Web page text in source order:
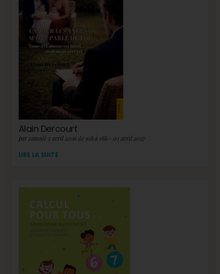
Alain Dercourt
par samedi 3 avril 2026 de 10h à 18h - 03 avril 2027
LIRE LA SUITE